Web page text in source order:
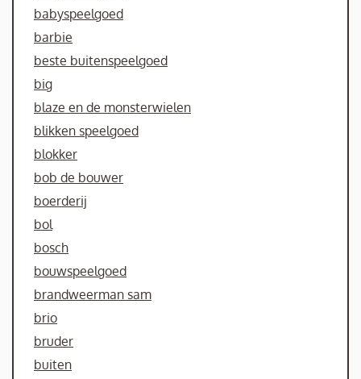
babyspeelgoed
barbie
beste buitenspeelgoed
big
blaze en de monsterwielen
blikken speelgoed
blokker
bob de bouwer
boerderij
bol
bosch
bouwspeelgoed
brandweerman sam
brio
bruder
buiten